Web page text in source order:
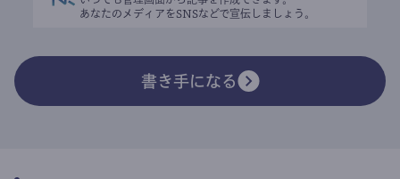
あなたのメディアをSNSなどで宣伝しましょう。
書き手になる